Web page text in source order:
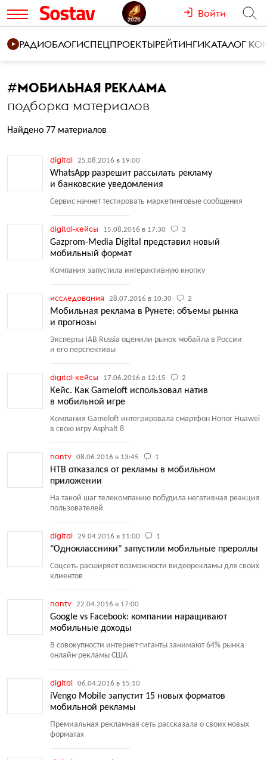
Войти
РАДИОБЛОГИСПЕЦПРОЕКТЫРЕЙТИНГИКАТАЛОГ
#МОБИЛЬНАЯ РЕКЛАМА
подборка материалов
Найдено 77 материалов
digital 25.08.2016 в 19:00
WhatsApp разрешит рассылать рекламу
и банковские уведомления
Сервис начнет тестировать маркетинговые сообщения
digital-кейсы 15.08.2016 в 17:30 3
Gazprom-Media Digital представил новый
мобильный формат
Компания запустила интерактивную кнопку
исследования 28.07.2016 в 10:30 2
Мобильная реклама в Рунете: объемы рынка
и прогнозы
Эксперты IAB Russia оценили рынок мобайла в России
и его перспективы
digital-кейсы 17.06.2016 в 12:15 2
Кейс. Как Gameloft использовал натив
в мобильной игре
Компания Gameloft интегрировала смартфон Honor Huawei
в свою игру Asphalt 8
nontv 08.06.2016 в 13:45 1
НТВ отказался от рекламы в мобильном
приложении
На такой шаг телекомпанию побудила негативная реакция
пользователей
digital 29.04.2016 в 11:00 1
"Одноклассники" запустили мобильные прероллы
Соцсеть расширяет возможности видеорекламы для своих
клиентов
nontv 22.04.2016 в 17:00
Google vs Facebook: компании наращивают
мобильные доходы
В совокупности интернет-гиганты занимают 64% рынка
онлайн-рекламы США
digital 06.04.2016 в 15:10
iVengo Mobile запустит 15 новых форматов
мобильной рекламы
Премиальная рекламная сеть рассказала о своих новых
форматах